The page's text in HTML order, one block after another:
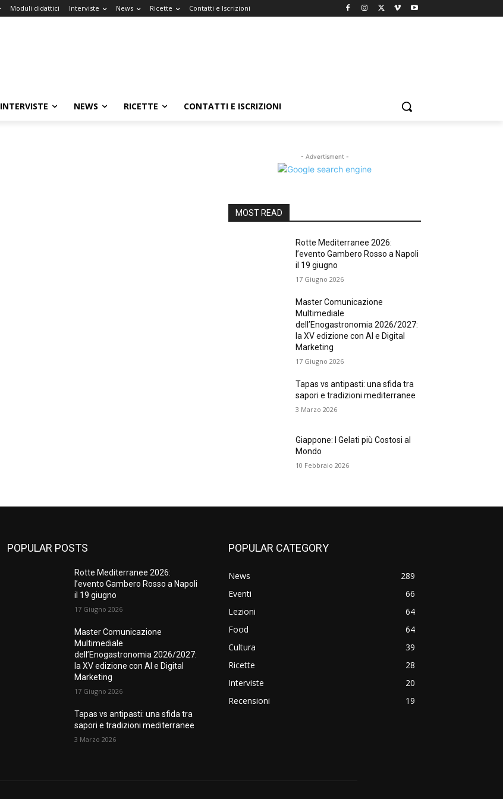
Moduli didattici Interviste News Ricette Contatti e Iscrizioni
INTERVISTE NEWS RICETTE CONTATTI E ISCRIZIONI
- Advertisment -
MOST READ
Rotte Mediterranee 2026:
l’evento Gambero Rosso a Napoli
il 19 giugno
17 Giugno 2026
Master Comunicazione
Multimediale
dell’Enogastronomia 2026/2027:
la XV edizione con AI e Digital
Marketing
17 Giugno 2026
Tapas vs antipasti: una sfida tra
sapori e tradizioni mediterranee
3 Marzo 2026
Giappone: I Gelati più Costosi al
Mondo
10 Febbraio 2026
POPULAR POSTS
Rotte Mediterranee 2026:
l’evento Gambero Rosso a Napoli
il 19 giugno
17 Giugno 2026
Master Comunicazione
Multimediale
dell’Enogastronomia 2026/2027:
la XV edizione con AI e Digital
Marketing
17 Giugno 2026
Tapas vs antipasti: una sfida tra
sapori e tradizioni mediterranee
3 Marzo 2026
POPULAR CATEGORY
News
289
Eventi
66
Lezioni
64
Food
64
Cultura
39
Ricette
28
Interviste
20
Recensioni
19